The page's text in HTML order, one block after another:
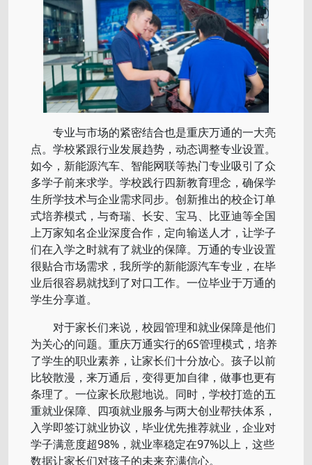
专业与市场的紧密结合也是重庆万通的一大亮
点。学校紧跟行业发展趋势，动态调整专业设置。
如今，新能源汽车、智能网联等热门专业吸引了众
多学子前来求学。学校践行四新教育理念，确保学
生所学技术与企业需求同步。创新推出的校企订单
式培养模式，与奇瑞、长安、宝马、比亚迪等全国
上万家知名企业深度合作，定向输送人才，让学子
们在入学之时就有了就业的保障。万通的专业设置
很贴合市场需求，我所学的新能源汽车专业，在毕
业后很容易就找到了对口工作。一位毕业于万通的
学生分享道。
对于家长们来说，校园管理和就业保障是他们
为关心的问题。重庆万通实行的6S管理模式，培养
了学生的职业素养，让家长们十分放心。孩子以前
比较散漫，来万通后，变得更加自律，做事也更有
条理了。一位家长欣慰地说。同时，学校打造的五
重就业保障、四项就业服务与两大创业帮扶体系，
入学即签订就业协议，毕业优先推荐就业，企业对
学子满意度超98%，就业率稳定在97%以上，这些
数据让家长们对孩子的未来充满信心。